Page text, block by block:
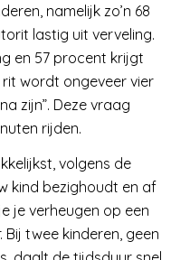
namelijk zo’n 68
lastig uit verveling.
en 57 procent krijgt
wordt ongeveer vier
zijn”. Deze vraag
rijden.
volgens de
kind bezighoudt en af
je verheugen op een
twee kinderen, geen